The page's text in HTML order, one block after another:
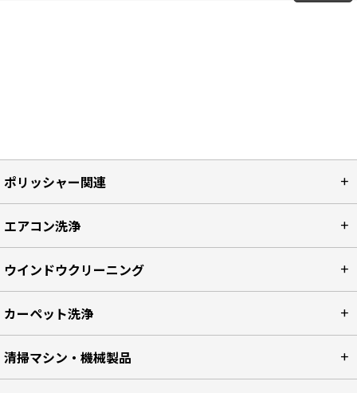
ポリッシャー関連
エアコン洗浄
ウインドウクリーニング
カーペット洗浄
清掃マシン・機械製品